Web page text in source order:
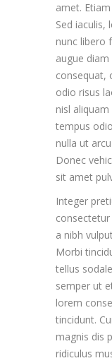
amet.
Sed iaculis,
nunc libero
augue
consequat,
odio risus
nisl
tempus
nulla ut
Donec
sit amet
Integer
a nibh
Morbi
tellus
semper ut
lorem
tincidunt.
magnis dis
ridiculus